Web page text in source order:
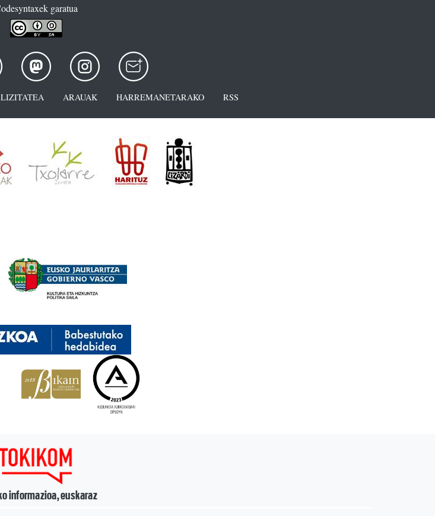
garatua
ARAUAK HARREMANETARAKO RSS
informazioa, euskaraz